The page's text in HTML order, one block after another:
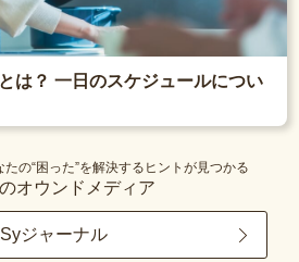
は？ 一日のスケジュールについ
の“困った”を解決するヒントが見つかる
オウンドメディア
ジャーナル